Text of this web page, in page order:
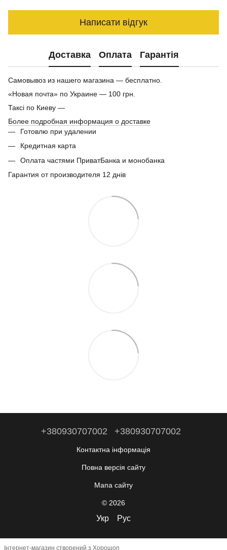
Написати відгук
Доставка Оплата Гарантія
Самовывоз из нашего магазина — бесплатно.
«Новая почта» по Украине — 100 грн.
Таксі по Киеву —
Более подробная информация о доставке
Готовлю при удалении
Кредитная карта
Оплата частями ПриватБанка и монобанка
Гарантия от производителя 12 днів
+380930707002 +380930707002
Контактна інформація
Повна версія сайту
Мапа сайту
© 2026
Укр Рус
Інтернет-магазин створений з Хорошоп